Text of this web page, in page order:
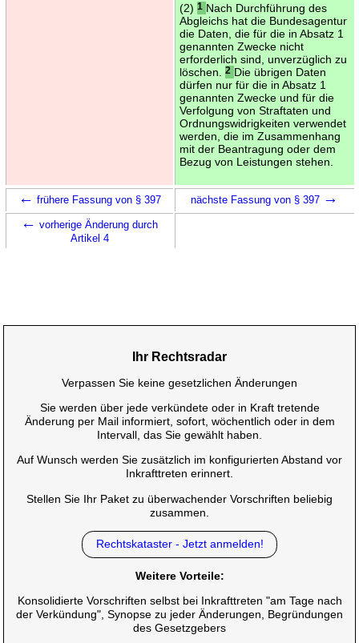
(2) 1 Nach Durchführung des
Abgleichs hat die Bundesagentur
die Daten, die für die in Absatz 1
genannten Zwecke nicht
erforderlich sind, unverzüglich zu
löschen.
2 Die übrigen Daten
dürfen nur für die in Absatz 1
genannten Zwecke und für die
Verfolgung von Straftaten und
Ordnungswidrigkeiten verwendet
werden, die im Zusammenhang
mit der Beantragung oder dem
Bezug von Leistungen stehen.
← frühere Fassung von § 397 nächste Fassung von § 397 →
← vorherige Änderung durch
Artikel 4
Ihr Rechtsradar
Verpassen Sie keine gesetzlichen Änderungen
Sie werden über jede verkündete oder in Kraft tretende
Änderung per Mail informiert, sofort, wöchentlich oder in dem
Intervall, das Sie gewählt haben.
Auf Wunsch werden Sie zusätzlich im konfigurierten Abstand vor
Inkrafttreten erinnert.
Stellen Sie Ihr Paket zu überwachender Vorschriften beliebig
zusammen.
Rechtskataster - Jetzt anmelden!
Weitere Vorteile:
Konsolidierte Vorschriften selbst bei Inkrafttreten "am Tage nach
der Verkündung", Synopse zu jeder Änderungen, Begründungen
des Gesetzgebers